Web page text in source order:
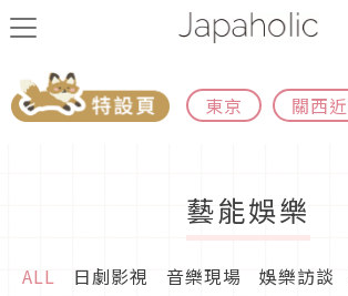
東京 關西
藝能娛樂
ALL 日劇影視 音樂現場 娛樂訪談